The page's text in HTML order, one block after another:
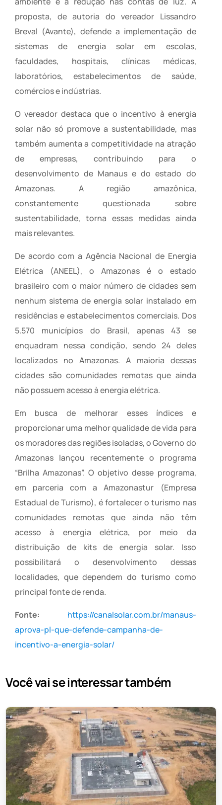
proposta, de autoria do vereador Lissandro
Breval (Avante), defende a implementação de
sistemas de energia solar em escolas,
faculdades, hospitais, clínicas médicas,
laboratórios, estabelecimentos de saúde,
comércios e indústrias.
O vereador destaca que o incentivo à energia
solar não só promove a sustentabilidade, mas
também aumenta a competitividade na atração
de empresas, contribuindo para o
desenvolvimento de Manaus e do estado do
Amazonas. A região amazônica,
constantemente questionada sobre
sustentabilidade, torna essas medidas ainda
mais relevantes.
De acordo com a Agência Nacional de Energia
Elétrica (ANEEL), o Amazonas é o estado
brasileiro com o maior número de cidades sem
nenhum sistema de energia solar instalado em
residências e estabelecimentos comerciais. Dos
5.570 municípios do Brasil, apenas 43 se
enquadram nessa condição, sendo 24 deles
localizados no Amazonas. A maioria dessas
cidades são comunidades remotas que ainda
não possuem acesso à energia elétrica.
Em busca de melhorar esses índices e
proporcionar uma melhor qualidade de vida para
os moradores das regiões isoladas, o Governo do
Amazonas lançou recentemente o programa
“Brilha Amazonas”. O objetivo desse programa,
em parceria com a Amazonastur (Empresa
Estadual de Turismo), é fortalecer o turismo nas
comunidades remotas que ainda não têm
acesso à energia elétrica, por meio da
distribuição de kits de energia solar. Isso
possibilitará o desenvolvimento dessas
localidades, que dependem do turismo como
principal fonte de renda.
Fonte:
https://canalsolar.com.br/manaus-
aprova-pl-que-defende-campanha-de-
incentivo-a-energia-solar/
Você vai se interessar também